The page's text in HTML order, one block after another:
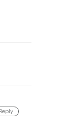
Reply